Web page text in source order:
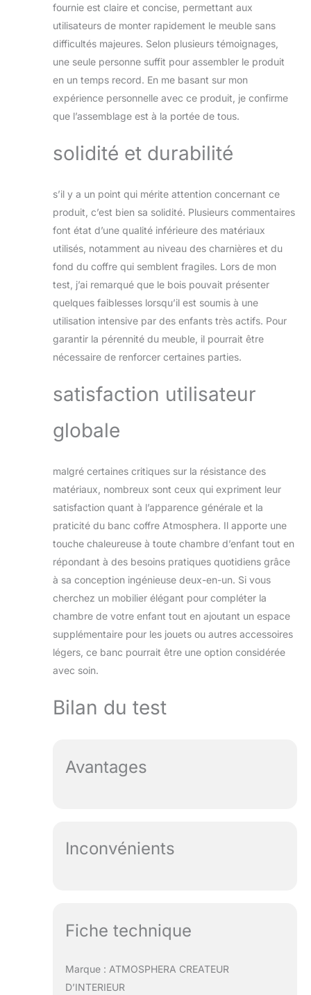
fournie est claire et concise, permettant aux
utilisateurs de monter rapidement le meuble sans
difficultés majeures. Selon plusieurs témoignages,
une seule personne suffit pour assembler le produit
en un temps record. En me basant sur mon
expérience personnelle avec ce produit, je confirme
que l’assemblage est à la portée de tous.
solidité et durabilité
s’il y a un point qui mérite attention concernant ce
produit, c’est bien sa solidité. Plusieurs commentaires
font état d’une qualité inférieure des matériaux
utilisés, notamment au niveau des charnières et du
fond du coffre qui semblent fragiles. Lors de mon
test, j’ai remarqué que le bois pouvait présenter
quelques faiblesses lorsqu’il est soumis à une
utilisation intensive par des enfants très actifs. Pour
garantir la pérennité du meuble, il pourrait être
nécessaire de renforcer certaines parties.
satisfaction utilisateur
globale
malgré certaines critiques sur la résistance des
matériaux, nombreux sont ceux qui expriment leur
satisfaction quant à l’apparence générale et la
praticité du banc coffre Atmosphera. Il apporte une
touche chaleureuse à toute chambre d’enfant tout en
répondant à des besoins pratiques quotidiens grâce
à sa conception ingénieuse deux-en-un. Si vous
cherchez un mobilier élégant pour compléter la
chambre de votre enfant tout en ajoutant un espace
supplémentaire pour les jouets ou autres accessoires
légers, ce banc pourrait être une option considérée
avec soin.
Bilan du test
Avantages
Inconvénients
Fiche technique
Marque : ATMOSPHERA CREATEUR
D’INTERIEUR